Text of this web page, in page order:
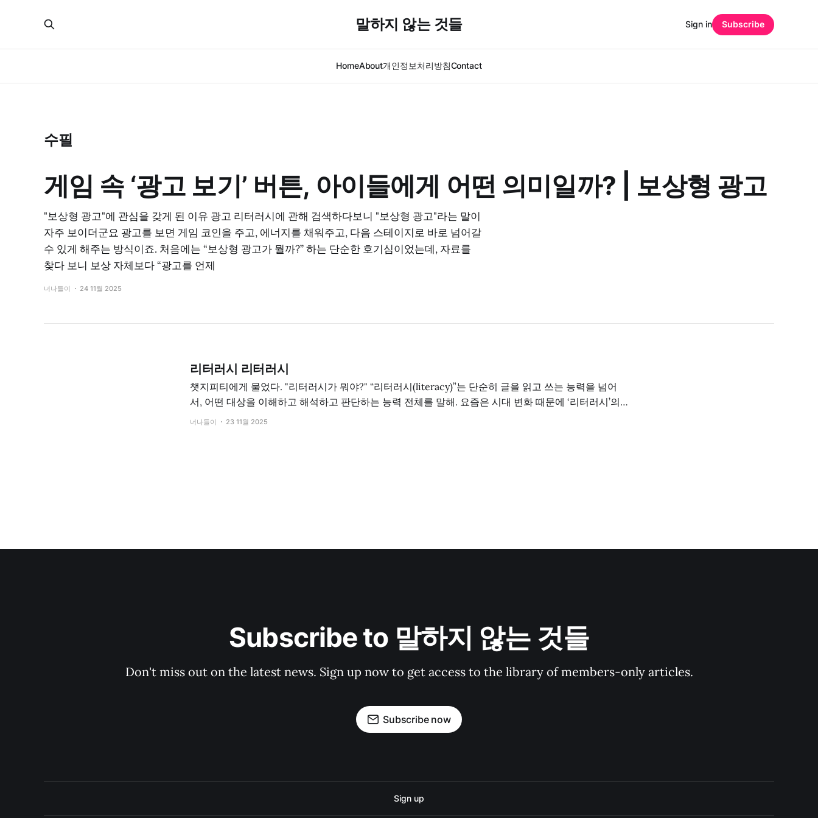
말하지 않는 것들
HomeAbout개인정보처리방침Contact
Sign in Subscribe
수필
게임 속 ‘광고 보기’ 버튼, 아이들에게 어떤 의미일까? | 보상형 광고
"보상형 광고"에 관심을 갖게 된 이유 광고 리터러시에 관해 검색하다보니 "보상형 광고"라는 말이
자주 보이더군요 광고를 보면 게임 코인을 주고, 에너지를 채워주고, 다음 스테이지로 바로 넘어갈
수 있게 해주는 방식이죠. 처음에는 “보상형 광고가 뭘까?” 하는 단순한 호기심이었는데, 자료를
찾다 보니 보상 자체보다 “광고를 언제
너나들이 24 11월 2025
리터러시 리터러시
챗지피티에게 물었다. "리터러시가 뭐야?" “리터러시(literacy)”는 단순히 글을 읽고 쓰는 능력을 넘어
서, 어떤 대상을 이해하고 해석하고 판단하는 능력 전체를 말해. 요즘은 시대 변화 때문에 ‘리터러시’의
범위가 더 넓어졌어. 몇 번 대화를 주고 받고나서 물었다. "리터러시는 새로운 계몽주의인가" 짧게 말하
너나들이 23 11월 2025
Subscribe to 말하지 않는 것들
Don't miss out on the latest news. Sign up now to get access to the library of members-only articles.
Subscribe now
Sign up